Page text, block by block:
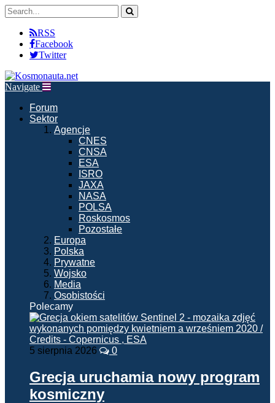
RSS
Facebook
Twitter
Navigate
Forum
Sektor
Agencje
CNES
CNSA
ESA
ISRO
JAXA
NASA
POLSA
Roskosmos
Pozostałe
Europa
Polska
Prywatne
Wojsko
Media
Osobistości
Polecamy
5 sierpnia 2026 0
Grecja uruchamia nowy program
kosmiczny